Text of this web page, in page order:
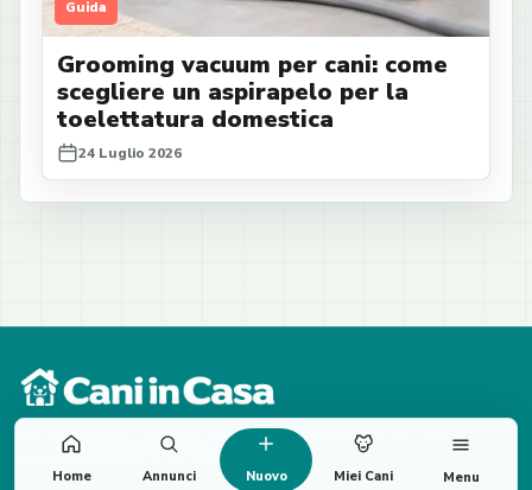
Guida
Grooming vacuum per cani: come
scegliere un aspirapelo per la
toelettatura domestica
24 Luglio 2026
La community italiana per annunci, razze, servizi locali e
guide aggiornate sul mondo cane.
Home Annunci Nuovo Miei Cani Menu